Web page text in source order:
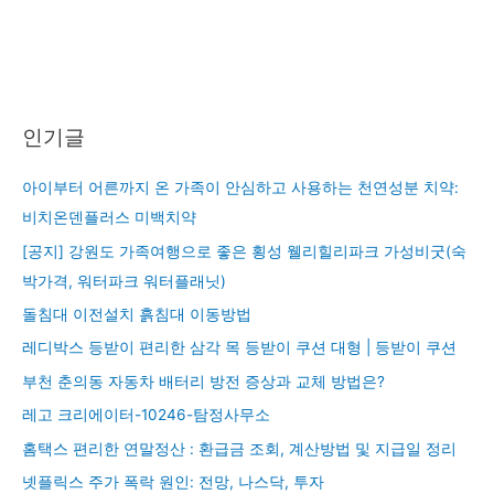
인기글
아이부터 어른까지 온 가족이 안심하고 사용하는 천연성분 치약:
비치온덴플러스 미백치약
[공지] 강원도 가족여행으로 좋은 횡성 웰리힐리파크 가성비굿(숙
박가격, 워터파크 워터플래닛)
돌침대 이전설치 흙침대 이동방법
레디박스 등받이 편리한 삼각 목 등받이 쿠션 대형 | 등받이 쿠션
부천 춘의동 자동차 배터리 방전 증상과 교체 방법은?
레고 크리에이터-10246-탐정사무소
홈택스 편리한 연말정산 : 환급금 조회, 계산방법 및 지급일 정리
넷플릭스 주가 폭락 원인: 전망, 나스닥, 투자